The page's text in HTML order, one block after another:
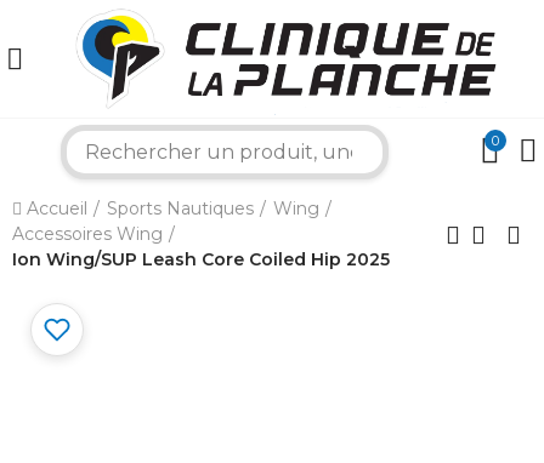
0
Accueil Sports Nautiques
Wing
Accessoires Wing
Ion Wing/SUP Leash Core Coiled Hip 2025
×
Bonjour ! Je suis votre expert nautique.
Comment puis-je vous aider aujourd'hui ?